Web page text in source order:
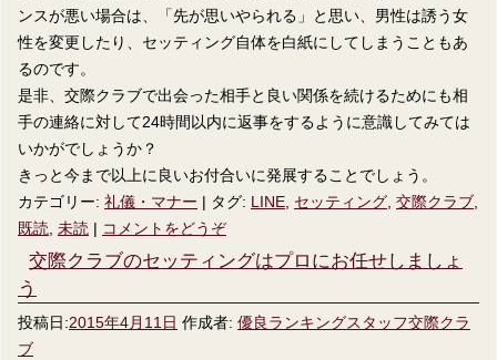
ンスが悪い場合は、「先が思いやられる」と思い、男性は誘う女
性を変更したり、セッティング自体を白紙にしてしまうこともあ
るのです。
是非、交際クラブで出会った相手と良い関係を続けるためにも相
手の連絡に対して24時間以内に返事をするように意識してみては
いかがでしょうか？
きっと今まで以上に良いお付合いに発展することでしょう。
カテゴリー: 礼儀・マナー | タグ: LINE セッティング 交際クラブ
既読 未読 | コメントをどうぞ
交際クラブのセッティングはプロにお任せしましょ
う
投稿日:2015年4月11日 作成者: 優良ランキングスタッフ交際クラ
ブ